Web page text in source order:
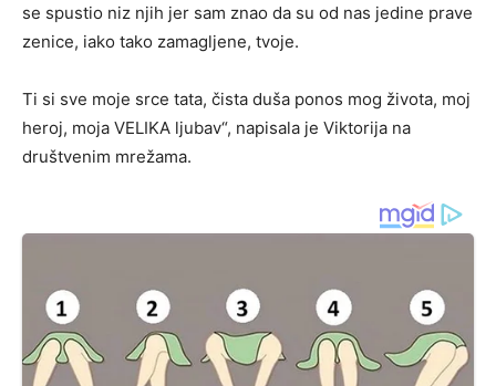
se spustio niz njih jer sam znao da su od nas jedine prave
zenice, iako tako zamagljene, tvoje.
Ti si sve moje srce tata, čista duša ponos mog života, moj
heroj, moja VELIKA ljubav“, napisala je Viktorija na
društvenim mrežama.